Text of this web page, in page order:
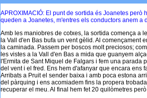
APROXIMACIÓ: El punt de sortida és Joanetes
queden a Joanetes, m'entres els conductors anem a
Amb les maniobres de cotxes, la sortida comença a
la Vall d'en Bas bufa un vent gèlid. Al començament
la caminada. Passem per boscos molt preciosos;
les vistes a la Vall d'en Bas a mida que guanyem
l'Ermita de Sant Miquel de Falgars i fem una
del vent i el fred. Ens hem d'afanyar que encara ens
Arribats a Pruit el sender baixa i amb poca estona
del pàrquing i ens acomiadem fins la propera
recuperar el meu. Al final hem fet 20 quilòmetres